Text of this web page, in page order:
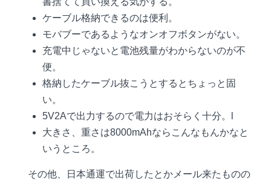
ケーブル格納できるのは便利。
モバブーであるようなオンオフボタンがない。
充電中じゃないと電池残量がわからないのが不
便。
格納したケーブル抜こうとするとちょっと固
い。
5V2Aで出力するので電力はおそらく十分。l
大きさ、重さは8000mAhならこんなもんかなと
いうところ。
その他、日本通運で出荷したとかメール来たものの